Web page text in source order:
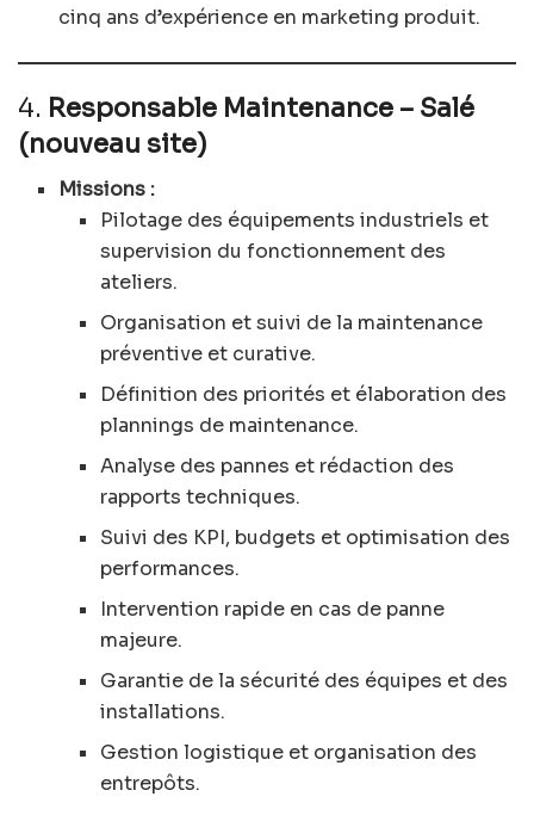
cinq ans d’expérience en marketing produit.
4. Responsable Maintenance – Salé
(nouveau site)
Missions :
Pilotage des équipements industriels et
supervision du fonctionnement des
ateliers.
Organisation et suivi de la maintenance
préventive et curative.
Définition des priorités et élaboration des
plannings de maintenance.
Analyse des pannes et rédaction des
rapports techniques.
Suivi des KPI, budgets et optimisation des
performances.
Intervention rapide en cas de panne
majeure.
Garantie de la sécurité des équipes et des
installations.
Gestion logistique et organisation des
entrepôts.